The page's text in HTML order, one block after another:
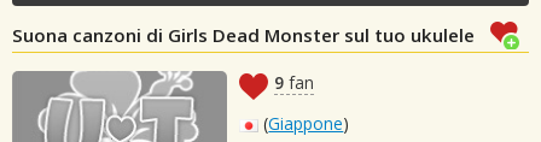
Suona canzoni di Girls Dead Monster sul tuo ukulele
9 fan
(Giappone)